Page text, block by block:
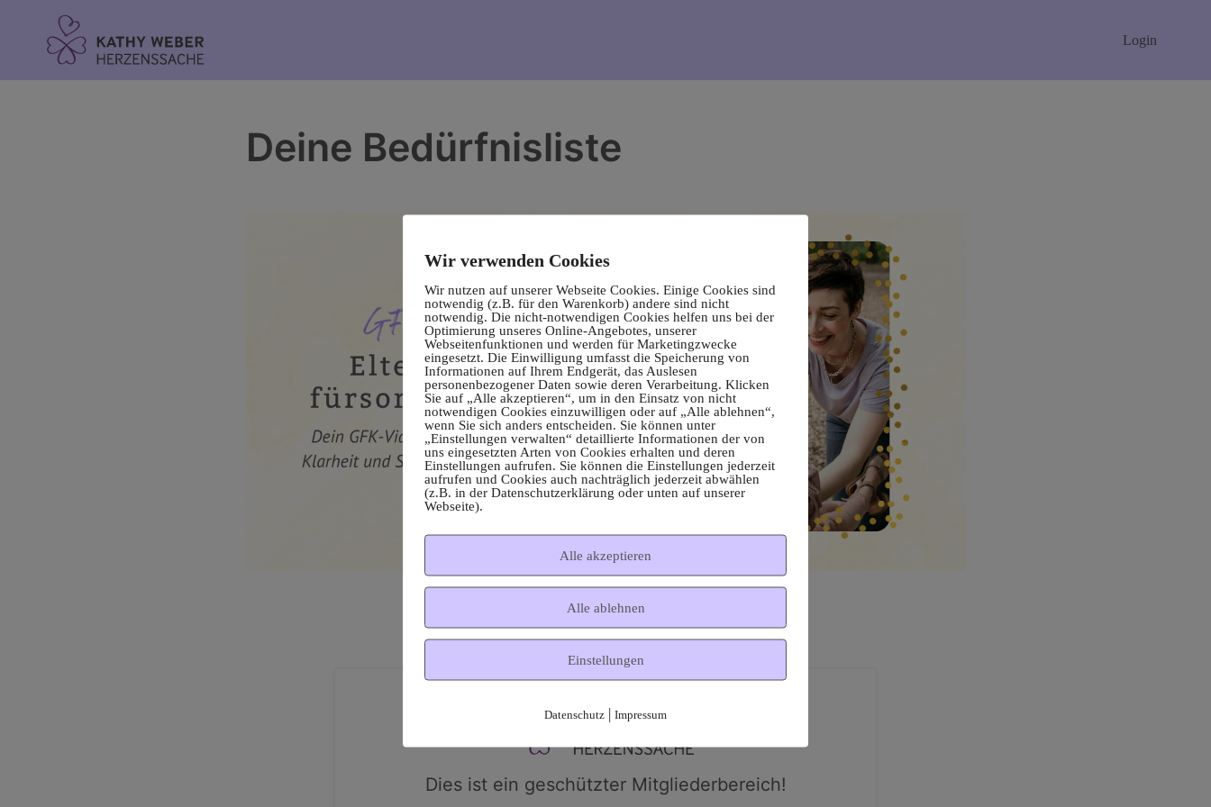
Login
Deine Bedürfnisliste
Dies ist ein geschützter Mitgliederbereich!
Wir verwenden Cookies
Wir nutzen auf unserer Webseite Cookies. Einige Cookies sind
notwendig (z.B. für den Warenkorb) andere sind nicht
notwendig. Die nicht-notwendigen Cookies helfen uns bei der
Optimierung unseres Online-Angebotes, unserer
Webseitenfunktionen und werden für Marketingzwecke
eingesetzt. Die Einwilligung umfasst die Speicherung von
Informationen auf Ihrem Endgerät, das Auslesen
personenbezogener Daten sowie deren Verarbeitung. Klicken
Sie auf „Alle akzeptieren“, um in den Einsatz von nicht
notwendigen Cookies einzuwilligen oder auf „Alle ablehnen“,
wenn Sie sich anders entscheiden. Sie können unter
„Einstellungen verwalten“ detaillierte Informationen der von
uns eingesetzten Arten von Cookies erhalten und deren
Einstellungen aufrufen. Sie können die Einstellungen jederzeit
aufrufen und Cookies auch nachträglich jederzeit abwählen
(z.B. in der Datenschutzerklärung oder unten auf unserer
Webseite).
Alle akzeptieren
Alle ablehnen
Einstellungen
Datenschutz | Impressum